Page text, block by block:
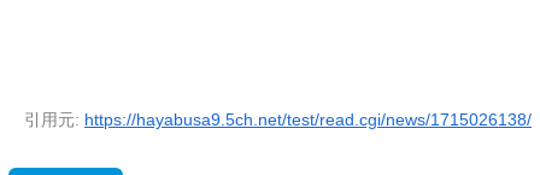
引用元: https://hayabusa9.5ch.net/test/read.cgi/news/1715026138/